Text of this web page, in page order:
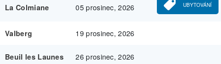
La Colmiane 05 prosinec, 2026 UBYTOVÁNÍ
Valberg 19 prosinec, 2026
Beuil les Launes 26 prosinec, 2026